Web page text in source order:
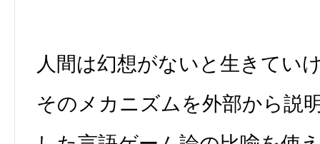
人間は幻想がないと生きてい
そのメカニズムを外部から説